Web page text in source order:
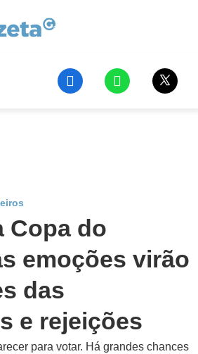
Copa do
emoções virão
das
e rejeições
para votar. Há grandes chances